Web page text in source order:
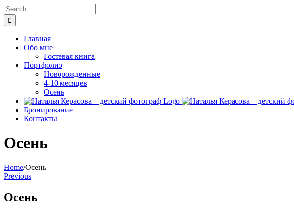
Skip
to
content
Search
for:
Главная
Обо мне
Гостевая книга
Портфолио
Новорожденные
4-10 месяцев
Осень
Бронирование
Контакты
Осень
Home/Осень
Previous
Осень